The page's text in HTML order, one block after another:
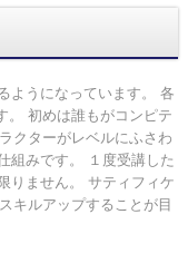
ようになっています。 各
。 初めは誰もがコンピテ
クターがレベルにふさわ
組みです。 １度受講した
りません。 サティフィケ
キルアップすることが目